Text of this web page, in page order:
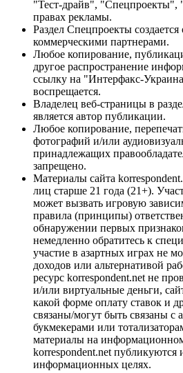
"Тест-драйв",
правах рекламы.
Раздел Спецпроекты создается
коммерческими партнерами.
Любое копирование,
другое распространение
ссылку на "Интерфакс-
воспрещается.
Владелец веб-страницы в
является автор публикации.
Любое копирование,
фотографий и/или
принадлежащих
запрещено.
Материалы сайта
лиц старше 21 года (21+).
может вызвать игровую
правила (принципы)
обнаружении первых
немедленно обратитесь к
участие в азартных играх не
доходов или альтернативой
ресурс korrespondent.net не
и/или виртуальные деньги,
какой форме оплату ставок и
связаны/могут быть связаны с
букмекерами или
материалы на
korrespondent.net публикуются
информационных целях.